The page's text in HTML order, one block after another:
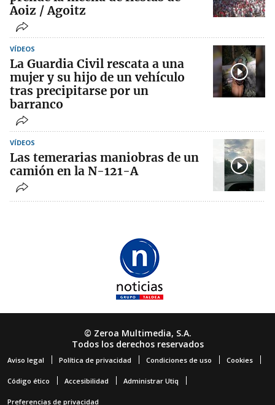
Aoiz / Agoitz
VÍDEOS
La Guardia Civil rescata a una
mujer y su hijo de un vehículo
tras precipitarse por un
barranco
VÍDEOS
Las temerarias maniobras de un
camión en la N-121-A
© Zeroa Multimedia, S.A.
Todos los derechos reservados
Aviso legal Política de privacidad Condiciones de uso Cookies
Código ético Accesibilidad Administrar Utiq
Preferencias de privacidad